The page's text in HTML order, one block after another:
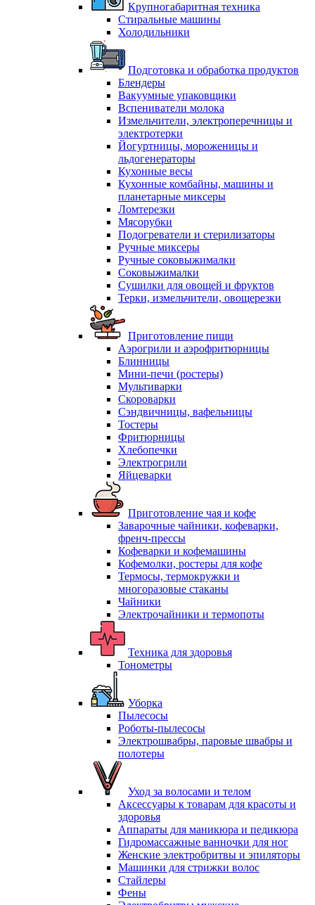
Крупногабаритная техника
Стиральные машины
Холодильники
Подготовка и обработка продуктов
Блендеры
Вакуумные упаковщики
Вспениватели молока
Измельчители, электроперечницы и
электротерки
Йогуртницы, мороженицы и
льдогенераторы
Кухонные весы
Кухонные комбайны, машины и
планетарные миксеры
Ломтерезки
Мясорубки
Подогреватели и стерилизаторы
Ручные миксеры
Ручные соковыжималки
Соковыжималки
Сушилки для овощей и фруктов
Терки, измельчители, овощерезки
Приготовление пищи
Аэрогрили и аэрофритюрницы
Блинницы
Мини-печи (ростеры)
Мультиварки
Скороварки
Сэндвичницы, вафельницы
Тостеры
Фритюрницы
Хлебопечки
Электрогрили
Яйцеварки
Приготовление чая и кофе
Заварочные чайники, кофеварки,
френч-прессы
Кофеварки и кофемашины
Кофемолки, ростеры для кофе
Термосы, термокружки и
многоразовые стаканы
Чайники
Электрочайники и термопоты
Техника для здоровья
Тонометры
Уборка
Пылесосы
Роботы-пылесосы
Электрошвабры, паровые швабры и
полотеры
Уход за волосами и телом
Аксессуары к товарам для красоты и
здоровья
Аппараты для маникюра и педикюра
Гидромассажные ванночки для ног
Женские электробритвы и эпиляторы
Машинки для стрижки волос
Стайлеры
Фены